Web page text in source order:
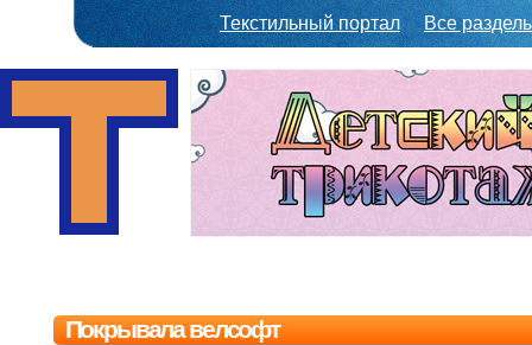
Текстильный портал Все
Покрывала велсофт